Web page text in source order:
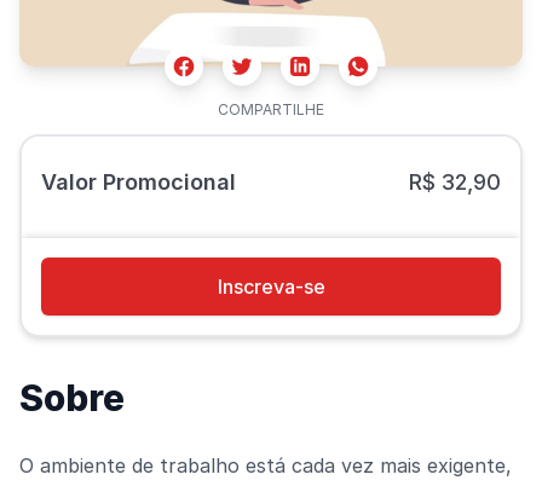
FacebookTwitterLinkedinWhatsapp
COMPARTILHE
Valor Promocional R$ 32,90
Inscreva-se
Sobre
O ambiente de trabalho está cada vez mais exigente,